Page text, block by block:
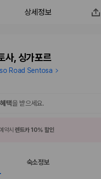
센토사, 싱가
제주 렌트카 가격비교 플랫폼
비교는 카모아에서 한
상세정보
사, 싱가포르
Road Sentosa
택을 받으세요.
약시렌트카 10% 할인
숙소정보